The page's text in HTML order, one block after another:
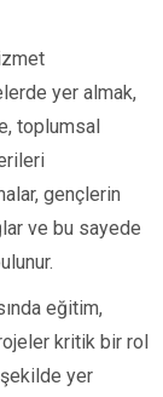
yer almak,
toplumsal
gençlerin
ve bu sayede
eğitim,
kritik bir rol
yer